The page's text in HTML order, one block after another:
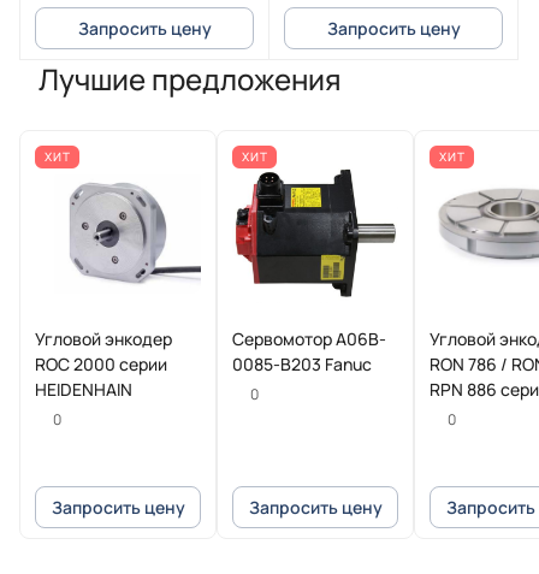
Запросить цену Запросить цену
Лучшие предложения
ХИТ
Угловой энкодер
ROC 2000 серии
HEIDENHAIN
0
Запросить цену
ХИТ
Сервомотор A06B-
0085-B203 Fanuc
0
Запросить цену
ХИТ
Угловой
RON 786 /
RPN 886
HEIDENHAIN
0